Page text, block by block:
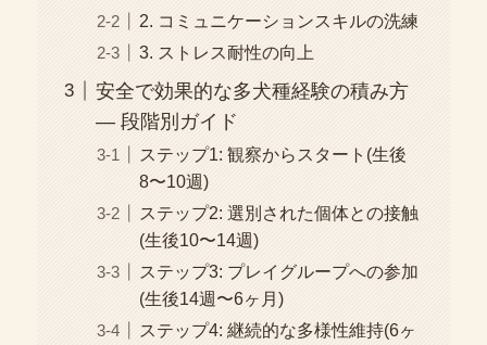
2. コミュニケーションスキルの洗練
3. ストレス耐性の向上
安全で効果的な多犬種経験の積み方
― 段階別ガイド
ステップ1: 観察からスタート(生後
8〜10週)
ステップ2: 選別された個体との接触
(生後10〜14週)
ステップ3: プレイグループへの参加
(生後14週〜6ヶ月)
ステップ4: 継続的な多様性維持(6ヶ